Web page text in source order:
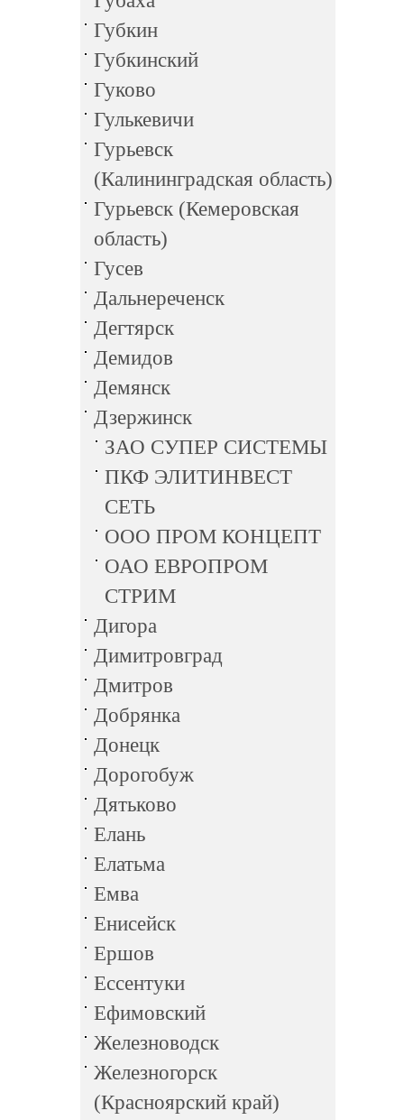
Губкин
Губкинский
Гуково
Гулькевичи
Гурьевск
(Калининградская область)
Гурьевск (Кемеровская
область)
Гусев
Дальнереченск
Дегтярск
Демидов
Демянск
Дзержинск
ЗАО СУПЕР СИСТЕМЫ
ПКФ ЭЛИТИНВЕСТ
СЕТЬ
ООО ПРОМ КОНЦЕПТ
ОАО ЕВРОПРОМ
СТРИМ
Дигора
Димитровград
Дмитров
Добрянка
Донецк
Дорогобуж
Дятьково
Елань
Елатьма
Емва
Енисейск
Ершов
Ессентуки
Ефимовский
Железноводск
Железногорск
(Красноярский край)